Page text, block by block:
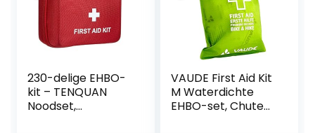
230-delige EHBO-
kit – TENQUAN
Noodset,
VAUDE First Aid Kit
M Waterdichte
EHBO-set, Chute